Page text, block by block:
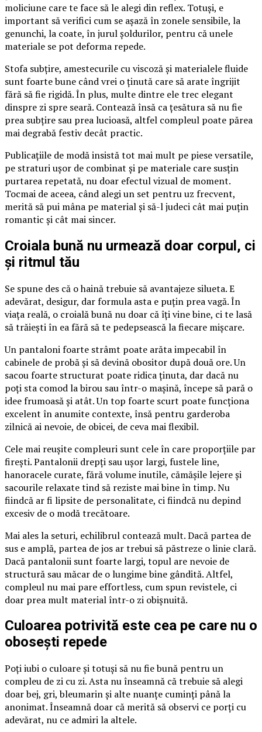
moliciune care te face să le alegi din reflex. Totuși, e
important să verifici cum se așază în zonele sensibile, la
genunchi, la coate, în jurul șoldurilor, pentru că unele
materiale se pot deforma repede.
Stofa subțire, amestecurile cu viscoză și materialele fluide
sunt foarte bune când vrei o ținută care să arate îngrijit
fără să fie rigidă. În plus, multe dintre ele trec elegant
dinspre zi spre seară. Contează însă ca țesătura să nu fie
prea subțire sau prea lucioasă, altfel compleul poate părea
mai degrabă festiv decât practic.
Publicațiile de modă insistă tot mai mult pe piese versatile,
pe straturi ușor de combinat și pe materiale care susțin
purtarea repetată, nu doar efectul vizual de moment.
Tocmai de aceea, când alegi un set pentru uz frecvent,
merită să pui mâna pe material și să-l judeci cât mai puțin
romantic și cât mai sincer.
Croiala bună nu urmează doar corpul, ci
și ritmul tău
Se spune des că o haină trebuie să avantajeze silueta. E
adevărat, desigur, dar formula asta e puțin prea vagă. În
viața reală, o croială bună nu doar că îți vine bine, ci te lasă
să trăiești în ea fără să te pedepsească la fiecare mișcare.
Un pantaloni foarte strâmt poate arăta impecabil în
cabinele de probă și să devină obositor după două ore. Un
sacou foarte structurat poate ridica ținuta, dar dacă nu
poți sta comod la birou sau într-o mașină, începe să pară o
idee frumoasă și atât. Un top foarte scurt poate funcționa
excelent în anumite contexte, însă pentru garderoba
zilnică ai nevoie, de obicei, de ceva mai flexibil.
Cele mai reușite compleuri sunt cele în care proporțiile par
firești. Pantalonii drepți sau ușor largi, fustele line,
hanoracele curate, fără volume inutile, cămășile lejere și
sacourile relaxate tind să reziste mai bine în timp. Nu
fiindcă ar fi lipsite de personalitate, ci fiindcă nu depind
excesiv de o modă trecătoare.
Mai ales la seturi, echilibrul contează mult. Dacă partea de
sus e amplă, partea de jos ar trebui să păstreze o linie clară.
Dacă pantalonii sunt foarte largi, topul are nevoie de
structură sau măcar de o lungime bine gândită. Altfel,
compleul nu mai pare effortless, cum spun revistele, ci
doar prea mult material într-o zi obișnuită.
Culoarea potrivită este cea pe care nu o
obosești repede
Poți iubi o culoare și totuși să nu fie bună pentru un
compleu de zi cu zi. Asta nu înseamnă că trebuie să alegi
doar bej, gri, bleumarin și alte nuanțe cuminți până la
anonimat. Înseamnă doar că merită să observi ce porți cu
adevărat, nu ce admiri la altele.